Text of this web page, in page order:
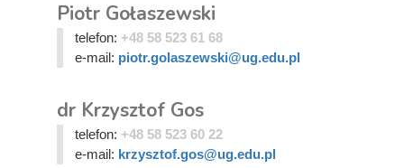
Piotr Gołaszewski
telefon: +48 58 523 61 68
e-mail: piotr.golaszewski@ug.edu.pl
dr Krzysztof Gos
telefon: +48 58 523 60 22
e-mail: krzysztof.gos@ug.edu.pl